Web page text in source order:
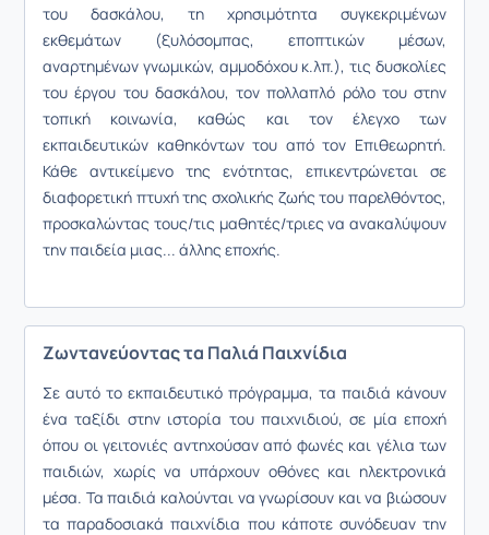
του δασκάλου, τη χρησιμότητα συγκεκριμένων
εκθεμάτων (ξυλόσομπας, εποπτικών μέσων,
αναρτημένων γνωμικών, αμμοδόχου κ.λπ.), τις δυσκολίες
του έργου του δασκάλου, τον πολλαπλό ρόλο του στην
τοπική κοινωνία, καθώς και τον έλεγχο των
εκπαιδευτικών καθηκόντων του από τον Επιθεωρητή.
Κάθε αντικείμενο της ενότητας, επικεντρώνεται σε
διαφορετική πτυχή της σχολικής ζωής του παρελθόντος,
προσκαλώντας τους/τις μαθητές/τριες να ανακαλύψουν
την παιδεία μιας... άλλης εποχής.
Ζωντανεύοντας τα Παλιά Παιχνίδια
Σε αυτό το εκπαιδευτικό πρόγραμμα, τα παιδιά κάνουν
ένα ταξίδι στην ιστορία του παιχνιδιού, σε μία εποχή
όπου οι γειτονιές αντηχούσαν από φωνές και γέλια των
παιδιών, χωρίς να υπάρχουν οθόνες και ηλεκτρονικά
μέσα. Τα παιδιά καλούνται να γνωρίσουν και να βιώσουν
τα παραδοσιακά παιχνίδια που κάποτε συνόδευαν την